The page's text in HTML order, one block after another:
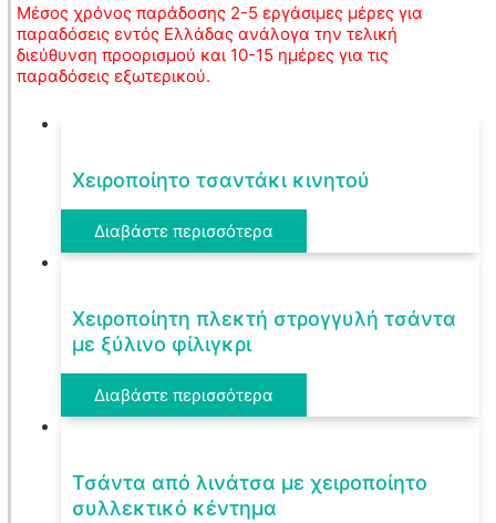
Μέσος χρόνος παράδοσης 2-5 εργάσιμες μέρες για
παραδόσεις εντός Ελλάδας ανάλογα την τελική
διεύθυνση προορισμού και 10-15 ημέρες για τις
παραδόσεις εξωτερικού.
Χειροποίητο τσαντάκι κινητού
Διαβάστε περισσότερα
Χειροποίητη πλεκτή στρογγυλή τσάντα
με ξύλινο φίλιγκρι
Διαβάστε περισσότερα
Τσάντα από λινάτσα με χειροποίητο
συλλεκτικό κέντημα